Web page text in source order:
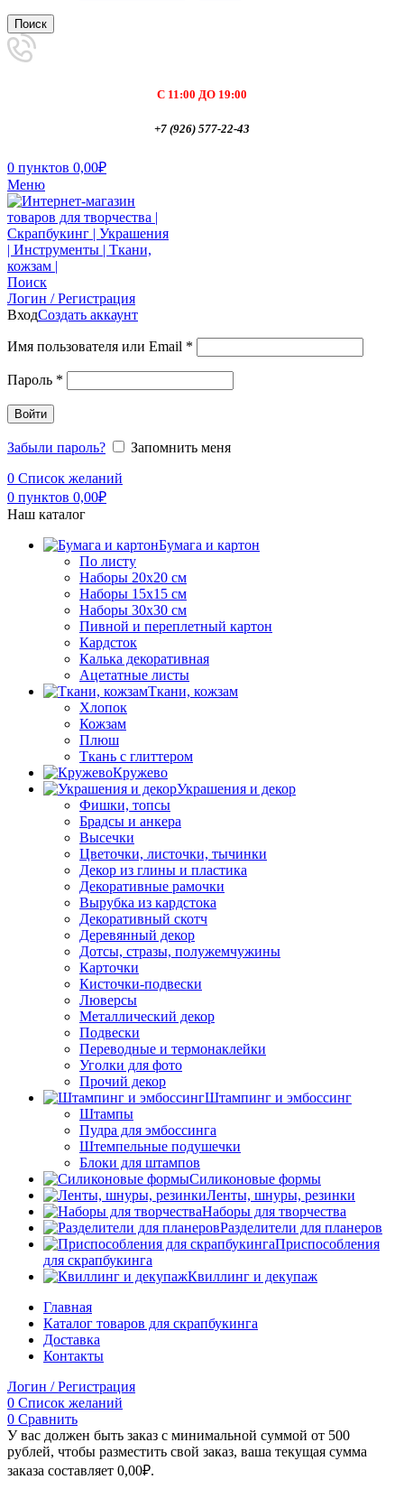
Поиск
С 11:00 ДО 19:00
+7 (926) 577-22-43
0 пунктов 0,00₽
Меню
Поиск
Логин / Регистрация
ВходСоздать аккаунт
Имя пользователя или Email *
Пароль *
Войти
Забыли пароль?
Запомнить меня
0 Список желаний
0 пунктов 0,00₽
Наш каталог
Бумага и картон
По листу
Наборы 20х20 см
Наборы 15х15 см
Наборы 30х30 см
Пивной и переплетный картон
Кардсток
Калька декоративная
Ацетатные листы
Ткани, кожзам
Хлопок
Кожзам
Плюш
Ткань с глиттером
Кружево
Украшения и декор
Фишки, топсы
Брадсы и анкера
Высечки
Цветочки, листочки, тычинки
Декор из глины и пластика
Декоративные рамочки
Вырубка из кардстока
Декоративный скотч
Деревянный декор
Дотсы, стразы, полужемчужины
Карточки
Кисточки-подвески
Люверсы
Металлический декор
Подвески
Переводные и термонаклейки
Уголки для фото
Прочий декор
Штампинг и эмбоссинг
Штампы
Пудра для эмбоссинга
Штемпельные подушечки
Блоки для штампов
Силиконовые формы
Ленты, шнуры, резинки
Наборы для творчества
Разделители для планеров
Приспособления
для скрапбукинга
Квиллинг и декупаж
Главная
Каталог товаров для скрапбукинга
Доставка
Контакты
Логин / Регистрация
0 Список желаний
0 Сравнить
У вас должен быть заказ с минимальной суммой от 500
рублей, чтобы разместить свой заказ, ваша текущая сумма
заказа составляет 0,00₽.